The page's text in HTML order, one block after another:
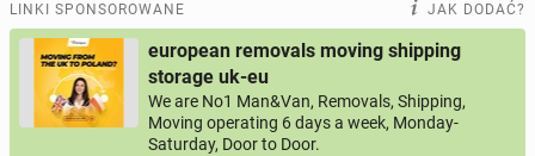
LINKI SPONSOROWANE JAK DODAĆ?
european removals moving shipping
storage uk-eu
We are No1 Man&Van, Removals, Shipping,
Moving operating 6 days a week, Monday-
Saturday, Door to Door.